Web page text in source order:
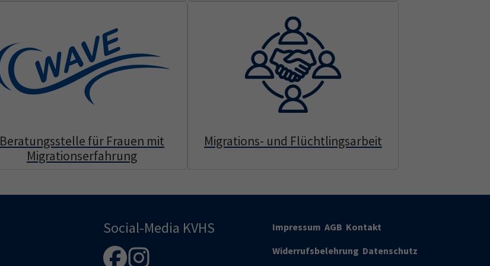
Beratungsstelle für Frauen mit
Migrationserfahrung
Migrations- und Flüchtlingsarbeit
Social-Media KVHS Impressum AGB Kontakt
Widerrufsbelehrung Datenschutz